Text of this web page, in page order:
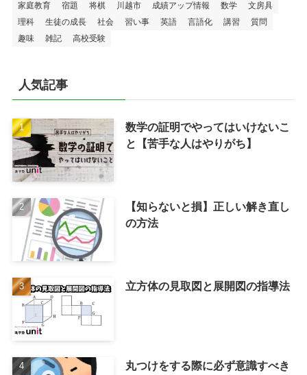
家庭教育
宿題 将棋 川越市 成績アップ情報 数学
文房具
理科
生徒の成長 社会 習い事 英語 言語化 講習
質問
趣味
雑記 高校受験
人気記事
数学の証明でやってはいけないこ
と【苦手な人はやりがち】
【知らないと損】正しい解き直し
の方法
立方体の見取図と展開図の指導法
丸つけをする際に必ず意識すべき